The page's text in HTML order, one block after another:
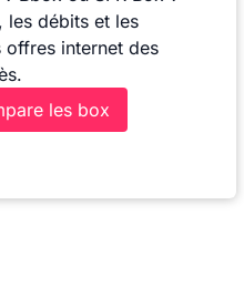
les débits et les
offres internet des
les box